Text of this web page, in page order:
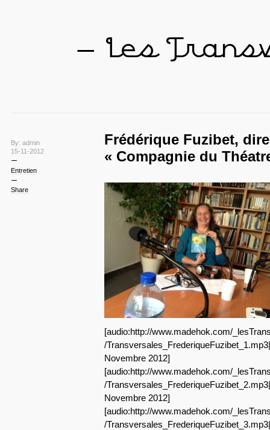
— Les
By: admin
15-11-2012
Entretien
Share
Frédérique Fuzibet,
« Compagnie du
[audio:http://www.madehok.com/
/
Novembre 2012]
[audio:http://www.madehok.com/
/
Novembre 2012]
[audio:http://www.madehok.com/
/